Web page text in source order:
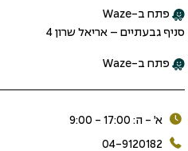
פתח ב-Waze
סניף גבעתיים – אריאל שרון 4
פתח ב-Waze
א׳ - ה: 17:00 - 9:00
04-9120182